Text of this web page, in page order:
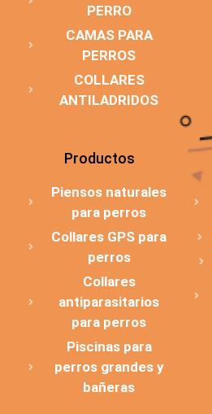
PERRO
CAMAS PARA
PERROS
COLLARES
ANTILADRIDOS
Productos
Piensos naturales
para perros
Collares GPS para
perros
Collares
antiparasitarios
para perros
Piscinas para
perros grandes y
bañeras